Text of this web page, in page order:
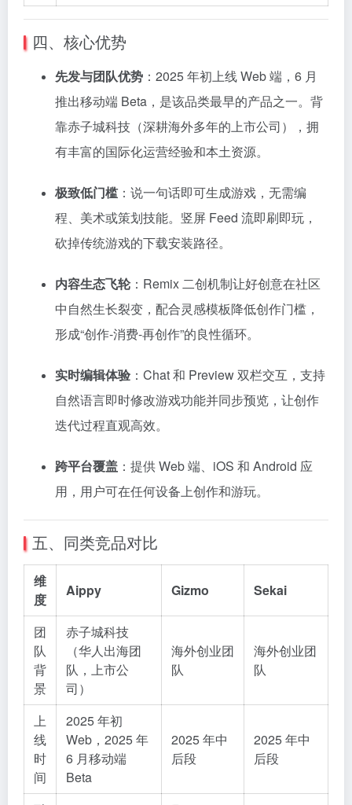
四、核心优势
先发与团队优势 ：2025 年初上线 Web 端，6 月
推出移动端 Beta，是该品类最早的产品之一。背
靠赤子城科技（深耕海外多年的上市公司），拥
有丰富的国际化运营经验和本土资源。
极致低门槛：说一句话即可生成游戏，无需编
程、美术或策划技能。竖屏 Feed 流即刷即玩，
砍掉传统游戏的下载安装路径。
内容生态飞轮：Remix 二创机制让好创意在社区
中自然生长裂变，配合灵感模板降低创作门槛，
形成“创作-消费-再创作”的良性循环。
实时编辑体验 ：Chat 和 Preview 双栏交互，支持
自然语言即时修改游戏功能并同步预览，让创作
迭代过程直观高效。
跨平台覆盖 ：提供 Web 端、iOS 和 Android 应
用，用户可在任何设备上创作和游玩。
五、同类竞品对比
维
度
Aippy Gizmo Sekai
团
队
背
景
赤子城科技
（华人出海团
队，上市公
司）
海外创业团
队
海外创业团
队
上
线
时
间
2025 年初
Web，2025 年
6 月移动端
Beta
2025 年中
后段
2025 年中
后段